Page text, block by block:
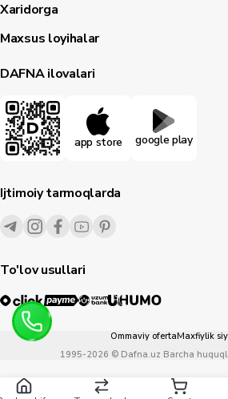
Xaridorga
Maxsus loyihalar
DAFNA ilovalari
app store google play
Ijtimoiy tarmoqlarda
To'lov usullari
1995-2026 © Dafna.uz Barcha
Ommaviy ofertaMaxfiylik